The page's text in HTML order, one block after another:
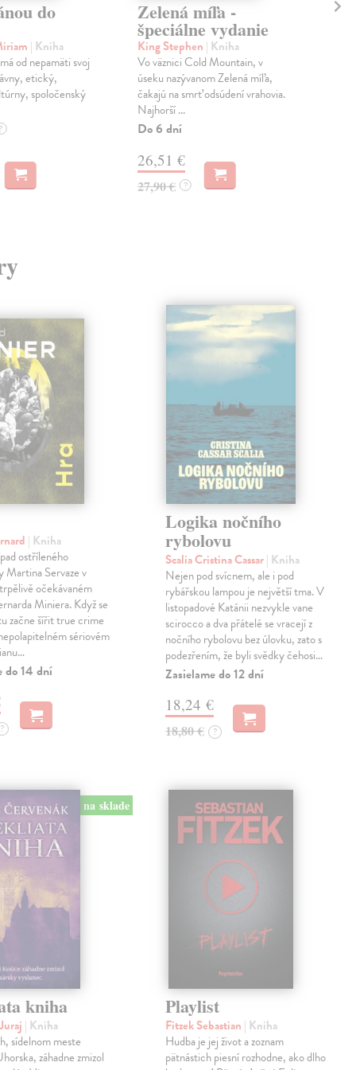
do
| Kniha
od nepamäti svoj
etický,
spoločenský
?
Zelená míľa -
špeciálne vydanie
King Stephen | Kniha
Vo väznici Cold Mountain, v
úseku nazývanom Zelená míľa,
čakajú na smrť odsúdení vrahovia.
Najhorší ...
Do 6 dní
26,51 €
27,90 € ?
| Kniha
ostříleného
Martina Servaze v
očekávaném
Miniera. Když se
začne šířit true crime
sériovém
do 14 dní
?
Logika nočního
rybolovu
Scalia Cristina Cassar| Kniha
Nejen pod svícnem, ale i pod
rybářskou lampou je největší tma. V
listopadové Katánii nezvykle vane
scirocco a dva přátelé se vracejí z
nočního rybolovu bez úlovku, zato s
podezřením, že byli svědky čehosi…
Zasielame do 12 dní
18,24 €
18,80 € ?
na sklade
kniha
| Kniha
sídelnom meste
záhadne zmizol
Playlist
Fitzek Sebastian | Kniha
Hudba je jej život a zoznam
pätnástich piesní rozhodne, ako dlho